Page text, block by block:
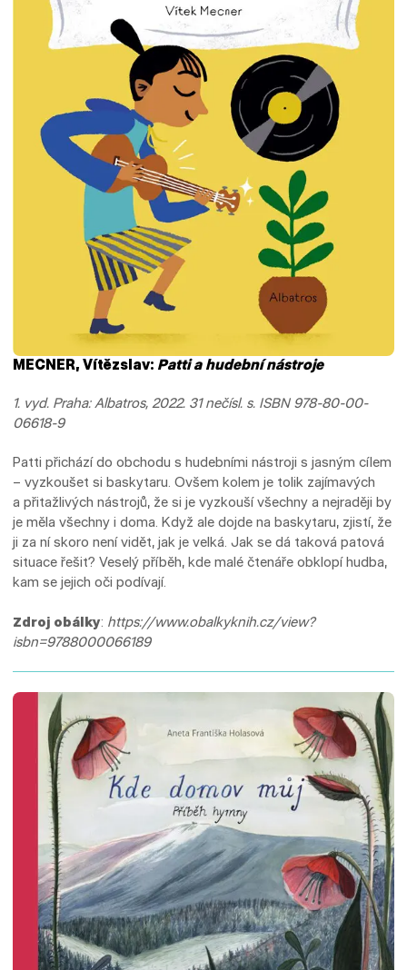
MECNER, Vítězslav: Patti a hudební nástroje
1. vyd. Praha: Albatros, 2022. 31 nečísl. s. ISBN 978-80-00-
06618-9
Patti přichází do obchodu s hudebními nástroji s jasným cílem
– vyzkoušet si baskytaru. Ovšem kolem je tolik zajímavých
a přitažlivých nástrojů, že si je vyzkouší všechny a nejraději by
je měla všechny i doma. Když ale dojde na baskytaru, zjistí, že
ji za ní skoro není vidět, jak je velká. Jak se dá taková patová
situace řešit? Veselý příběh, kde malé čtenáře obklopí hudba,
kam se jejich oči podívají.
Zdroj obálky: https://www.obalkyknih.cz/view?
isbn=9788000066189